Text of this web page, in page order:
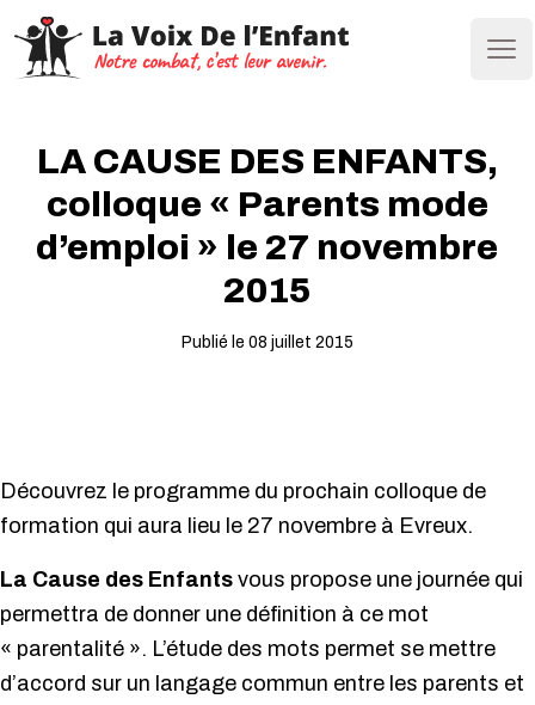
LA CAUSE DES ENFANTS,
colloque « Parents mode
d’emploi » le 27 novembre
2015
Publié le 08 juillet 2015
Découvrez le programme du prochain colloque de
formation qui aura lieu le 27 novembre à Evreux.
La Cause des Enfants vous propose une journée qui
permettra de donner une définition à ce mot
« parentalité ». L’étude des mots permet se mettre
d’accord sur un langage commun entre les parents et